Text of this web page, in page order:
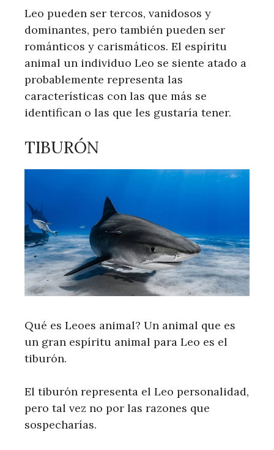
Leo pueden ser tercos, vanidosos y
dominantes, pero también pueden ser
románticos y carismáticos. El espíritu
animal un individuo Leo se siente atado a
probablemente representa las
características con las que más se
identifican o las que les gustaría tener.
TIBURÓN
Qué es Leoes animal? Un animal que es
un gran espíritu animal para Leo es el
tiburón.
El tiburón representa el Leo personalidad,
pero tal vez no por las razones que
sospecharías.